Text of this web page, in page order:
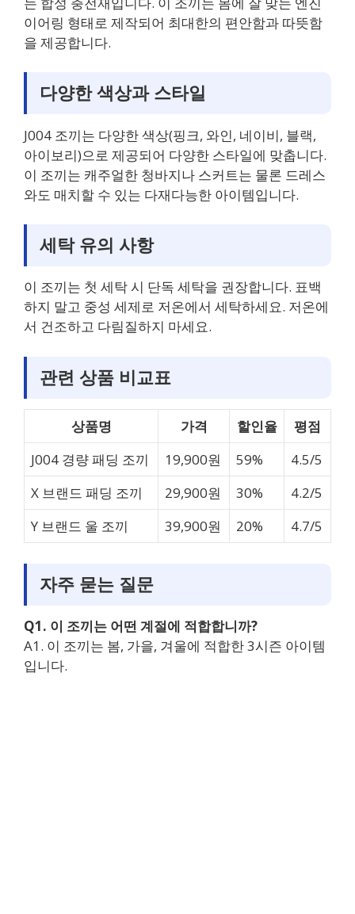
이어링 형태로 제작되어 최대한의 편안함과 따뜻함
을 제공합니다.
다양한 색상과 스타일
J004 조끼는 다양한 색상(핑크, 와인, 네이비, 블랙,
아이보리)으로 제공되어 다양한 스타일에 맞춥니다.
이 조끼는 캐주얼한 청바지나 스커트는 물론 드레스
와도 매치할 수 있는 다재다능한 아이템입니다.
세탁 유의 사항
이 조끼는 첫 세탁 시 단독 세탁을 권장합니다. 표백
하지 말고 중성 세제로 저온에서 세탁하세요. 저온에
서 건조하고 다림질하지 마세요.
관련 상품 비교표
상품명 가격 할인율
평점
J004 경량 패딩 조끼
19,900원 59%
4.5/5
X 브랜드 패딩 조끼
29,900원 30%
4.2/5
Y 브랜드 울 조끼
39,900원 20% 4.7/5
자주 묻는 질문
Q1. 이 조끼는 어떤 계절에 적합합니까?
A1. 이 조끼는 봄, 가을, 겨울에 적합한 3시즌 아이템
입니다.